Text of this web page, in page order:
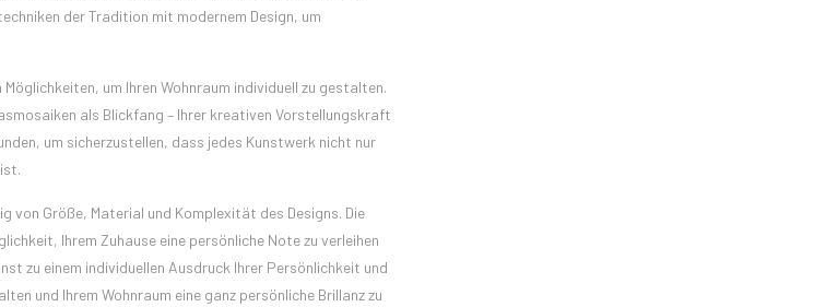
der Tradition mit modernem Design, um
um Ihren Wohnraum individuell zu gestalten.
als Blickfang – Ihrer kreativen Vorstellungskraft
um sicherzustellen, dass jedes Kunstwerk nicht nur
von Größe, Material und Komplexität des Designs. Die
Ihrem Zuhause eine persönliche Note zu verleihen
zu einem individuellen Ausdruck Ihrer Persönlichkeit und
und Ihrem Wohnraum eine ganz persönliche Brillanz zu